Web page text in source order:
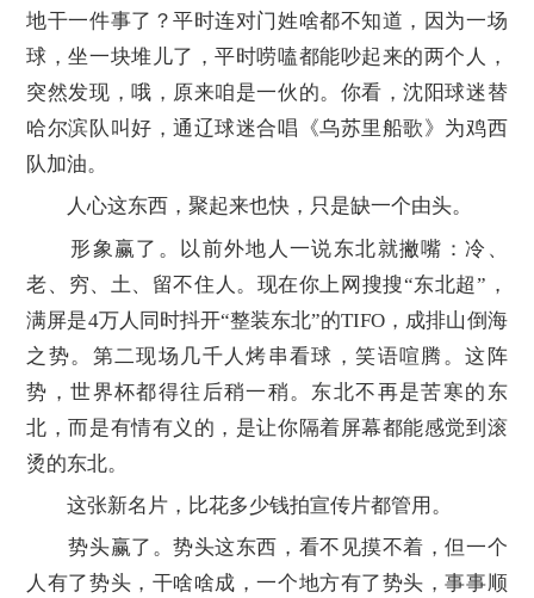
地干一件事了？平时连对门姓啥都不知道，因为一场
球，坐一块堆儿了，平时唠嗑都能吵起来的两个人，
突然发现，哦，原来咱是一伙的。你看，沈阳球迷替
哈尔滨队叫好，通辽球迷合唱《乌苏里船歌》为鸡西
队加油。
人心这东西，聚起来也快，只是缺一个由头。
形象赢了。以前外地人一说东北就撇嘴：冷、
老、穷、土、留不住人。现在你上网搜搜“东北超”，
满屏是4万人同时抖开“整装东北”的TIFO，成排山倒海
之势。第二现场几千人烤串看球，笑语喧腾。这阵
势，世界杯都得往后稍一稍。东北不再是苦寒的东
北，而是有情有义的，是让你隔着屏幕都能感觉到滚
烫的东北。
这张新名片，比花多少钱拍宣传片都管用。
势头赢了。势头这东西，看不见摸不着，但一个
人有了势头，干啥啥成，一个地方有了势头，事事顺